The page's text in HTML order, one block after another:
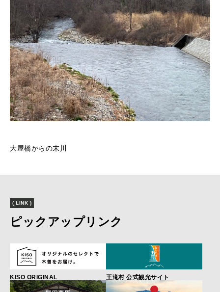
大屋橋からの末川
( LINK )
ピックアップリンク
KISO ORIGINAL 王滝村 公式観光サイト